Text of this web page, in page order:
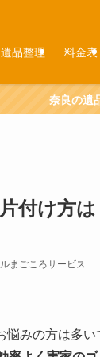
遺品整理 料金表
奈良の遺
付け方
まごころサービス
みの方は多